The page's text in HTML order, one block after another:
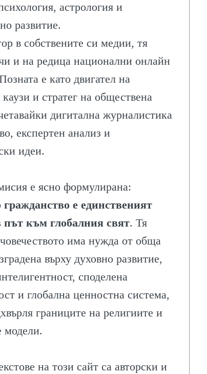
астрология и
развитие.
в собствените си медии, тя
и на редица национални онлайн
е като двигател на
и стратег на обществена
дигитална журналистика
експертен анализ и
идеи.
е ясно формулирана:
гражданство е единственият
път към глобалния свят. Тя
има нужда от обща
върху духовно развитие,
споделена
и глобална ценностна система,
границите на религиите и
модели.
на този сайт са авторски и